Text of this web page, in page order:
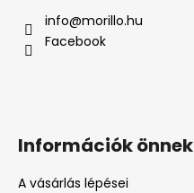
info@morillo.hu
Facebook
Információk önnek
A vásárlás lépései